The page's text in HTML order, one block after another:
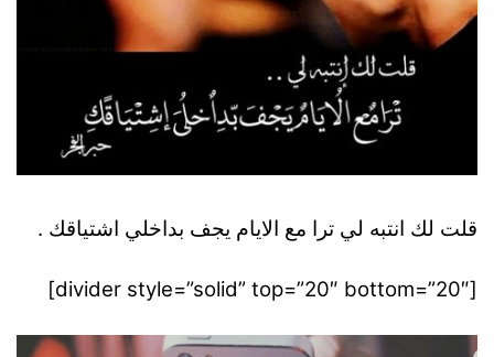
قلت لك انتبه لي ترا مع الايام يجف بداخلي اشتياقك .
[divider style=”solid” top=”20″ bottom=”20″]